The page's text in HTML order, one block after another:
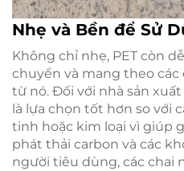
Nhẹ và Bền để Sử
Không chỉ nhẹ, PET còn
chuyển và mang theo
từ nó. Đối với nhà sản
là lựa chọn tốt hơn so với
tinh hoặc kim loại vì giúp
phát thải carbon và các
người tiêu dùng, các chai